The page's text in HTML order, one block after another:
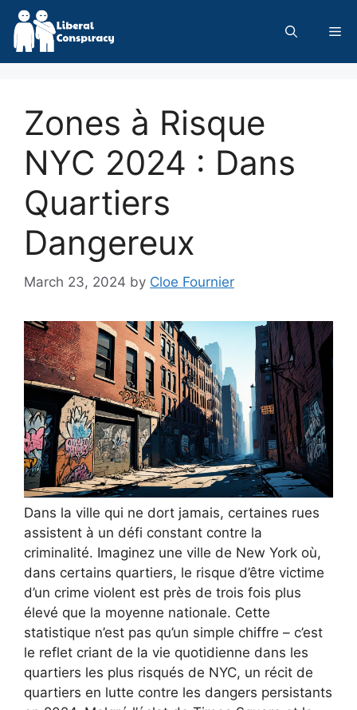
Skip
content
Zones à Risque
NYC 2024 : Dans
Quartiers
Dangereux
March 23, 2024 by Cloe Fournier
Dans la ville qui ne dort jamais, certaines rues
assistent à un défi constant contre la
criminalité. Imaginez une ville de New York où,
dans certains quartiers, le risque d’être victime
d’un crime violent est près de trois fois plus
élevé que la moyenne nationale. Cette
statistique n’est pas qu’un simple chiffre – c’est
le reflet criant de la vie quotidienne dans les
quartiers les plus risqués de NYC, un récit de
quartiers en lutte contre les dangers persistants